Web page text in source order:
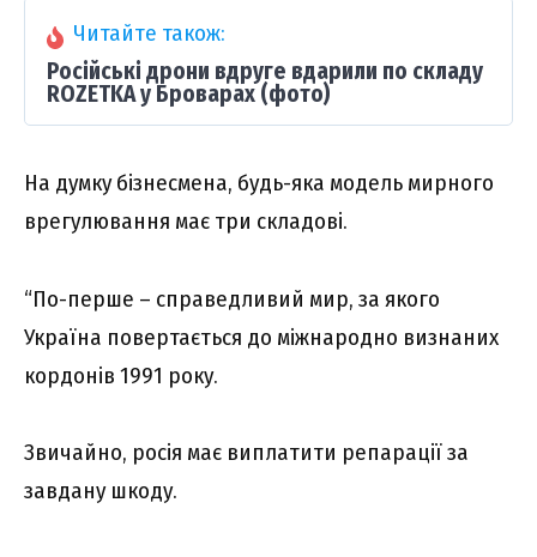
Читайте також:
Російські дрони вдруге вдарили по складу
ROZETKA у Броварах (фото)
На думку бізнесмена, будь-яка модель мирного
врегулювання має три складові.
“По-перше – справедливий мир, за якого
Україна повертається до міжнародно визнаних
кордонів 1991 року.
Звичайно, росія має виплатити репарації за
завдану шкоду.